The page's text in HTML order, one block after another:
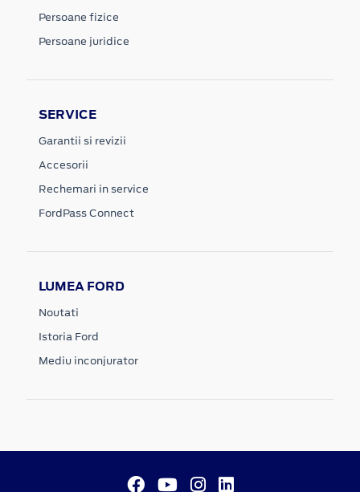
Persoane fizice
Persoane juridice
SERVICE
Garantii si revizii
Accesorii
Rechemari in service
FordPass Connect
LUMEA FORD
Noutati
Istoria Ford
Mediu inconjurator